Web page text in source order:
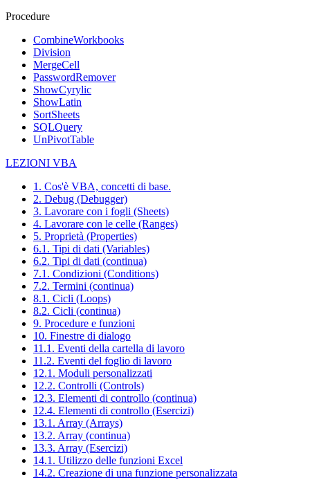
Procedure
CombineWorkbooks
Division
MergeCell
PasswordRemover
ShowCyrylic
ShowLatin
SortSheets
SQLQuery
UnPivotTable
LEZIONI VBA
1. Cos'è VBA, concetti di base.
2. Debug (Debugger)
3. Lavorare con i fogli (Sheets)
4. Lavorare con le celle (Ranges)
5. Proprietà (Properties)
6.1. Tipi di dati (Variables)
6.2. Tipi di dati (continua)
7.1. Condizioni (Conditions)
7.2. Termini (continua)
8.1. Cicli (Loops)
8.2. Cicli (continua)
9. Procedure e funzioni
10. Finestre di dialogo
11.1. Eventi della cartella di lavoro
11.2. Eventi del foglio di lavoro
12.1. Moduli personalizzati
12.2. Controlli (Controls)
12.3. Elementi di controllo (continua)
12.4. Elementi di controllo (Esercizi)
13.1. Array (Arrays)
13.2. Array (continua)
13.3. Array (Esercizi)
14.1. Utilizzo delle funzioni Excel
14.2. Creazione di una funzione personalizzata